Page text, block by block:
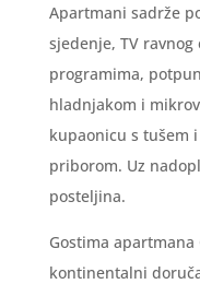
Apartmani sadrže
sjedenje, TV
programima,
hladnjakom i
kupaonicu s tušem
priborom. Uz
posteljina.
Gostima
kontinentalni